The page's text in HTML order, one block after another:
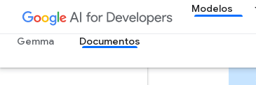
Modelos
Gemma Documentos